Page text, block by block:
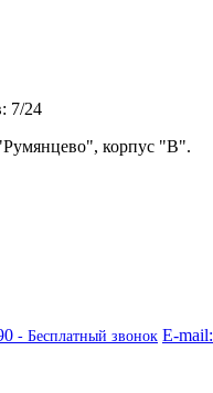
7/24
корпус "В".
- Бесплатный звонок E-mail: